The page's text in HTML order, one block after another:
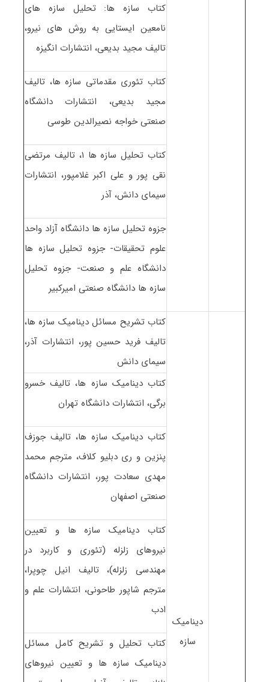
کتاب سازه ها: تحلیل سازه های
نامعین ایستایی به روش های نیرو،
تالیف مجید بدیعی، انتشارات انگیزه
کتاب تئوری مقدماتی سازه ها، تالیف
مجید بدیعی، انتشارات دانشگاه
صنعتی خواجه نصیرالدین طوسی
کتاب تحلیل سازه ها ۱، تالیف مرتضی
نقی پور و علی اکبر غلامپور، انتشارات
سیمای دانش، آذر
جزوه تحلیل سازه ها دانشگاه آزاد واحد
علوم تحقیقات- جزوه تحلیل سازه ها
دانشگاه علم و صنعت- جزوه تحلیل
سازه ها دانشگاه صنعتی امیرکبیر
دینامیک
سازه
کتاب تشریح مسائل دینامیک سازه ها،
تالیف فرید حسین پور، انتشارات آذر،
سیمای دانش
کتاب دینامیک سازه ها، تالیف خسرو
برگی، انتشارات دانشگاه تهران
کتاب دینامیک سازه ها، تالیف جوزف
پنزین و ری دبلیو کلاف، مترجم محمد
مهدی سعادت پور، انتشارات دانشگاه
صنعتی اصفهان
کتاب دینامیک سازه ها و تعیین
نیروهای زلزله (تئوری و کاربرد در
مهندسی زلزله)، تالیف انیل چوپرا،
مترجم شاپور طاحونی، انتشارات علم و
ادب
کتاب تحلیل و تشریح کامل مسائل
دینامیک سازه ها و تعیین نیروهای